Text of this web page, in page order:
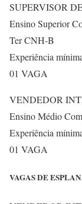
SUPERVISOR
Ensino Superior
Ter CNH-B
Experiência
01 VAGA
VENDEDOR
Ensino Médio
Experiência
01 VAGA
VAGAS DE